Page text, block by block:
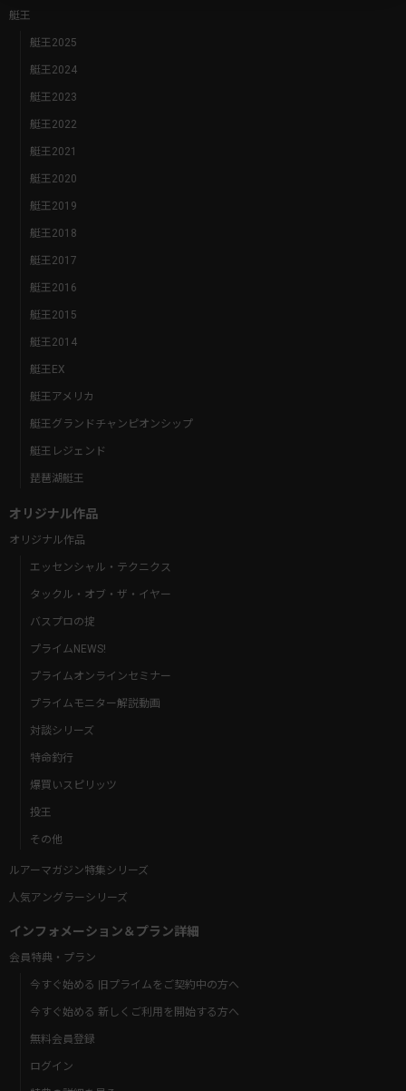
艇王
艇王2025
艇王2024
艇王2023
艇王2022
艇王2021
艇王2020
艇王2019
艇王2018
艇王2017
艇王2016
艇王2015
艇王2014
艇王EX
艇王アメリカ
艇王グランドチャンピオンシップ
艇王レジェンド
琵琶湖艇王
オリジナル作品
オリジナル作品
エッセンシャル・テクニクス
タックル・オブ・ザ・イヤー
バスプロの掟
プライムNEWS!
プライムオンラインセミナー
プライムモニター解説動画
対談シリーズ
特命釣行
爆買いスピリッツ
投王
その他
ルアーマガジン特集シリーズ
人気アングラーシリーズ
インフォメーション＆プラン詳細
会員特典・プラン
今すぐ始める 旧プライムをご契約中の方へ
今すぐ始める 新しくご利用を開始する方へ
無料会員登録
ログイン